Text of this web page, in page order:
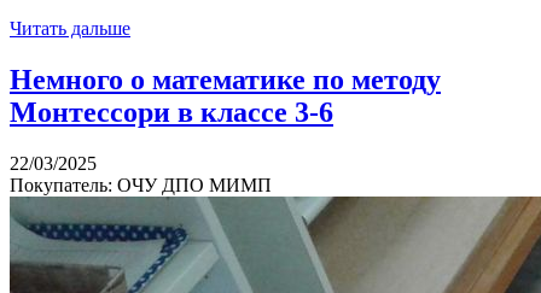
Читать дальше
Немного о математике по методу
Монтессори в классе 3-6
22/03/2025
Покупатель: ОЧУ ДПО МИМП